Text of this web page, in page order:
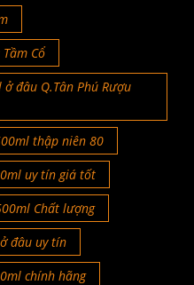
Cổ
đâu Q.Tân Phú Rượu
thập niên 80
uy tín giá tốt
Chất lượng
đâu uy tín
chính hãng